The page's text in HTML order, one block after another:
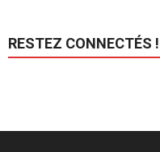
RESTEZ CONNECTÉS !